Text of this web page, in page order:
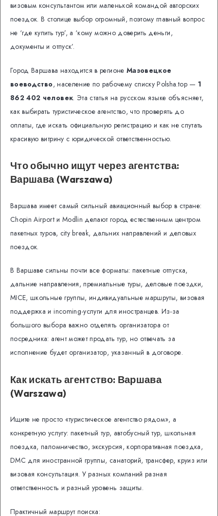
визовым консультантом или маленькой командой авторских
поездок. В столице выбор огромный, поэтому главный вопрос
не ‘где купить тур’, а ‘кому можно доверить деньги,
документы и отпуск’.
Город Варшава находится в регионе Мазовецкое
воеводство, население по рабочему списку Polsha.top — 1
862 402 человек. Эта статья на русском языке объясняет,
как выбирать туристическое агентство, что проверять до
оплаты, где искать официальную регистрацию и как не спутать
красивую витрину с юридической ответственностью.
Что обычно ищут через агентства:
Варшава (Warszawa)
Варшава имеет самый сильный авиационный выбор в стране:
Chopin Airport и Modlin делают город естественным центром
пакетных туров, city break, дальних направлений и деловых
поездок.
В Варшаве сильны почти все форматы: пакетные отпуска,
дальние направления, премиальные туры, деловые поездки,
MICE, школьные группы, индивидуальные маршруты, визовая
поддержка и incoming-услуги для иностранцев. Из-за
большого выбора важно отделять организатора от
посредника: агент может продать тур, но отвечать за
исполнение будет организатор, указанный в договоре.
Как искать агентство: Варшава
(Warszawa)
Ищите не просто «туристическое агентство рядом», а
конкретную услугу: пакетный тур, автобусный тур, школьная
поездка, паломничество, экскурсия, корпоративная поездка,
DMC для иностранной группы, санаторий, трансфер, круиз или
визовая консультация. У разных компаний разная
ответственность и разный уровень защиты.
Практичный маршрут поиска: